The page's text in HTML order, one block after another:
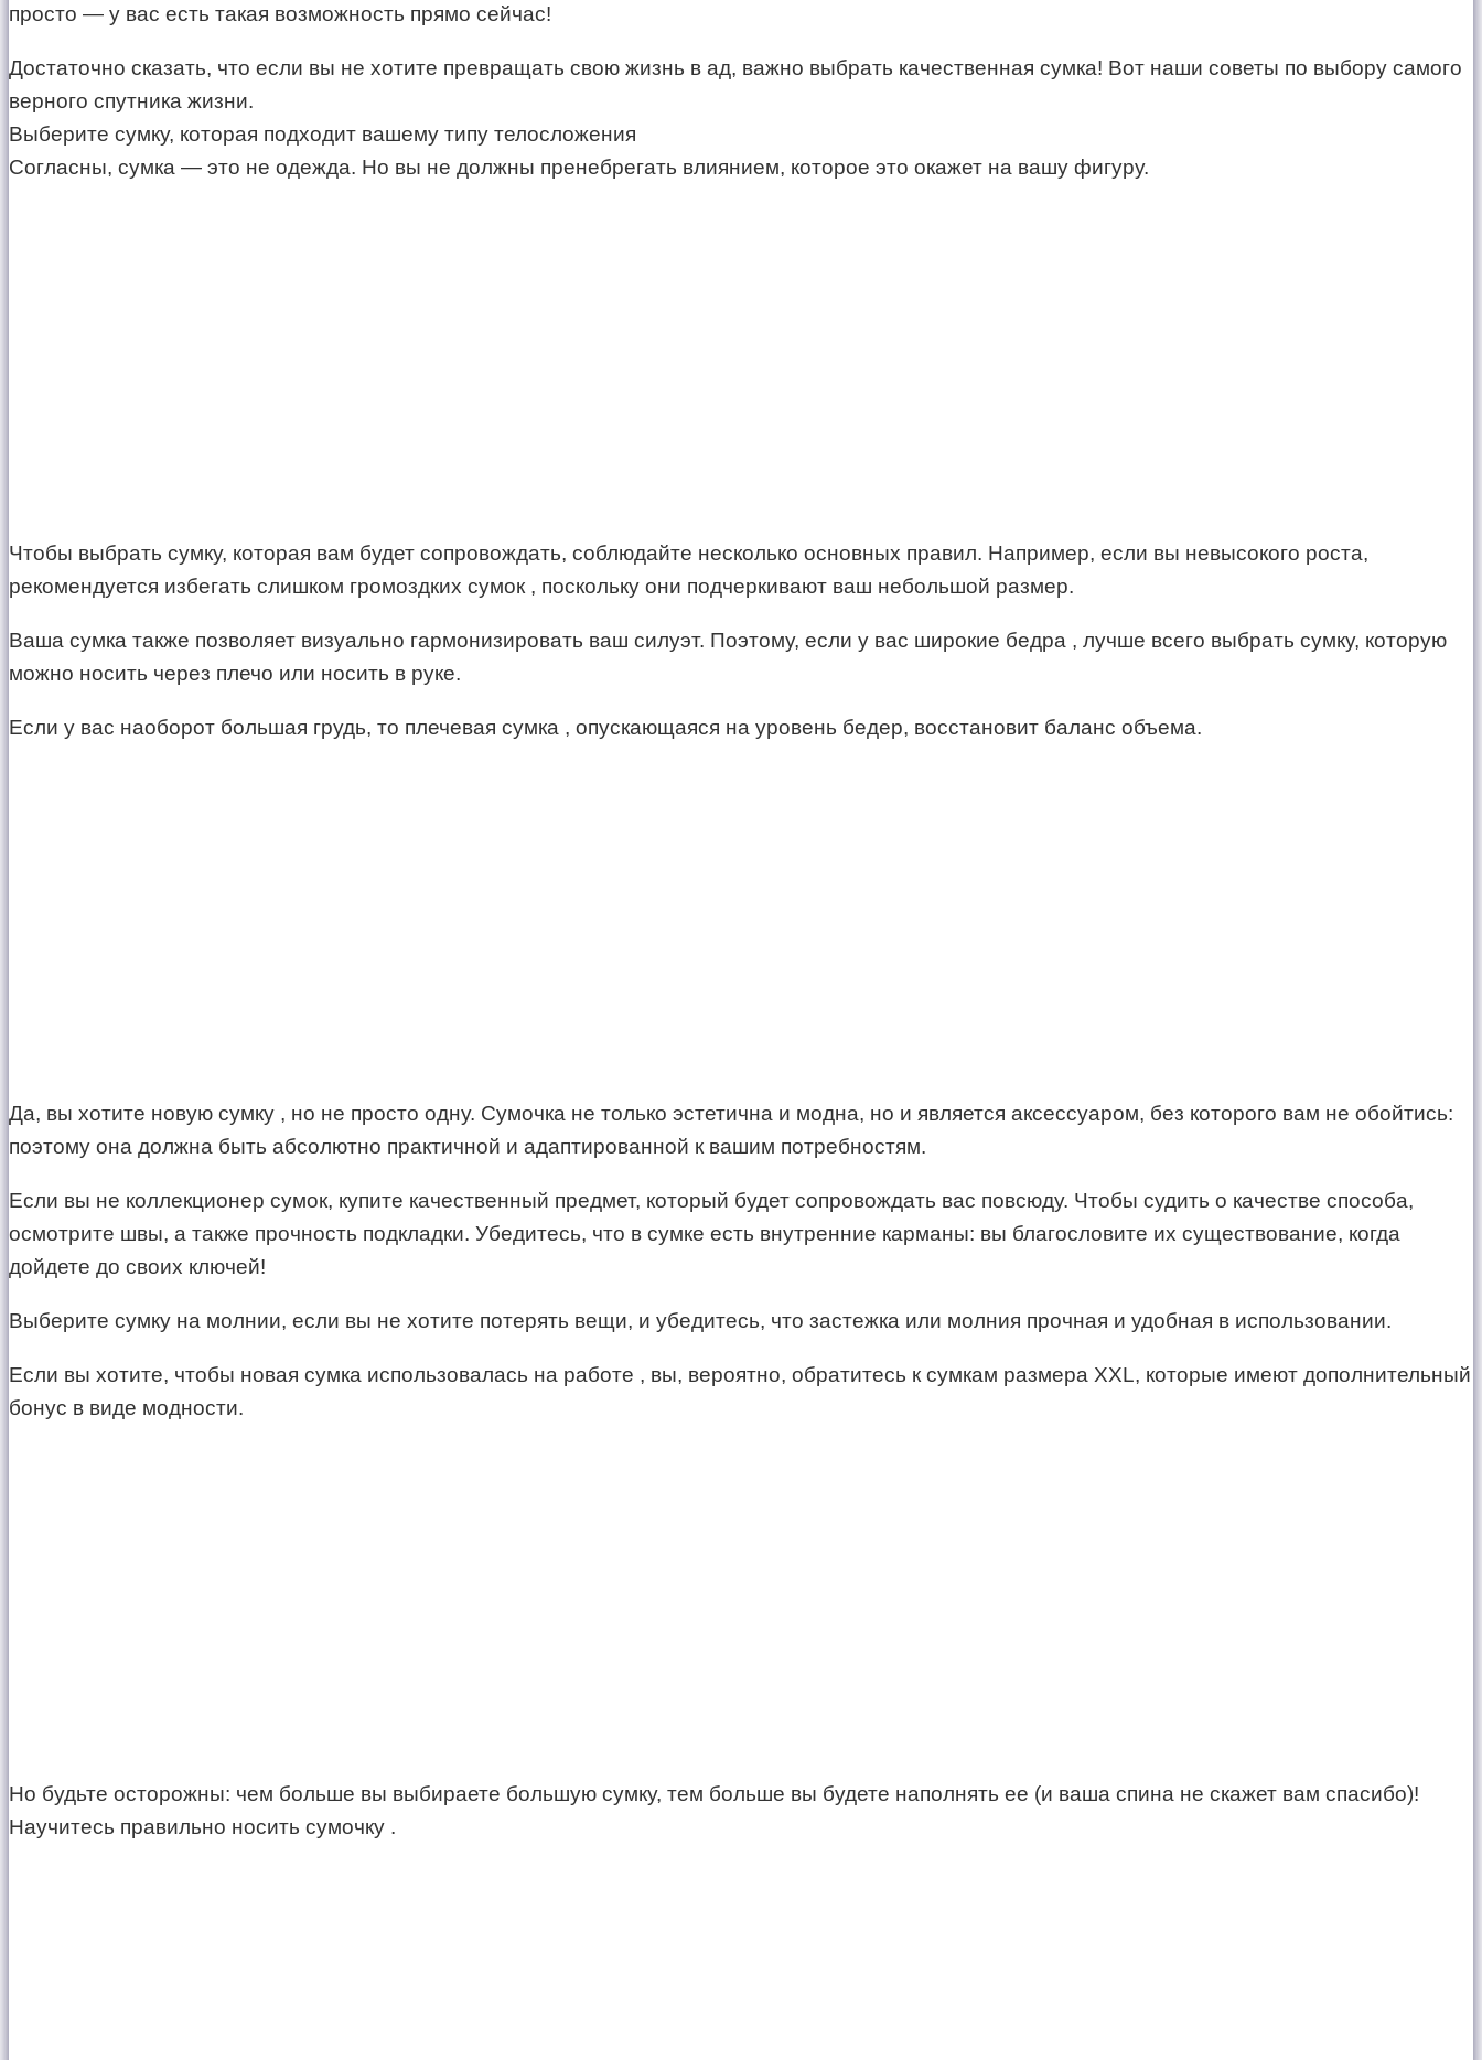
просто — у вас есть такая возможность прямо сейчас!
Достаточно сказать, что если вы не хотите превращать свою жизнь в ад, важно выбрать качественная сумка! Вот наши советы по выбору самого
верного спутника жизни.
Выберите сумку, которая подходит вашему типу телосложения
Согласны, сумка — это не одежда. Но вы не должны пренебрегать влиянием, которое это окажет на вашу фигуру.
Чтобы выбрать сумку, которая вам будет сопровождать, соблюдайте несколько основных правил. Например, если вы невысокого роста,
рекомендуется избегать слишком громоздких сумок , поскольку они подчеркивают ваш небольшой размер.
Ваша сумка также позволяет визуально гармонизировать ваш силуэт. Поэтому, если у вас широкие бедра , лучше всего выбрать сумку, которую
можно носить через плечо или носить в руке.
Если у вас наоборот большая грудь, то плечевая сумка , опускающаяся на уровень бедер, восстановит баланс объема.
Да, вы хотите новую сумку , но не просто одну. Сумочка не только эстетична и модна, но и является аксессуаром, без которого вам не обойтись:
поэтому она должна быть абсолютно практичной и адаптированной к вашим потребностям.
Если вы не коллекционер сумок, купите качественный предмет, который будет сопровождать вас повсюду. Чтобы судить о качестве способа,
осмотрите швы, а также прочность подкладки. Убедитесь, что в сумке есть внутренние карманы: вы благословите их существование, когда
дойдете до своих ключей!
Выберите сумку на молнии, если вы не хотите потерять вещи, и убедитесь, что застежка или молния прочная и удобная в использовании.
Если вы хотите, чтобы новая сумка использовалась на работе , вы, вероятно, обратитесь к сумкам размера XXL, которые имеют дополнительный
бонус в виде модности.
Но будьте осторожны: чем больше вы выбираете большую сумку, тем больше вы будете наполнять ее (и ваша спина не скажет вам спасибо)!
Научитесь правильно носить сумочку .